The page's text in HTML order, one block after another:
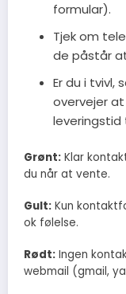
formular).
Tjek om
de påstår
Er du i tvivl,
overvejer
leveringstid
Grønt: Klar
du når at vente.
Gult: Kun
ok følelse.
Rødt: Ingen
webmail (gmail,